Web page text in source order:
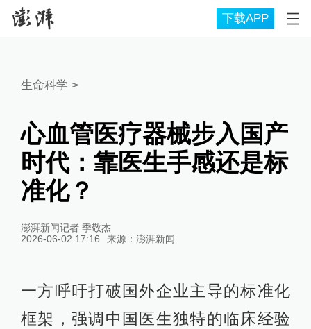
下载APP
生命科学 >
心血管医疗器械步入国产
时代：靠医生手感还是标
准化？
澎湃新闻记者 季敬杰
2026-06-02 17:16
来源： 澎湃新闻
一方呼吁打破国外企业主导的标准化
框架，强调中国医生独特的临床经验